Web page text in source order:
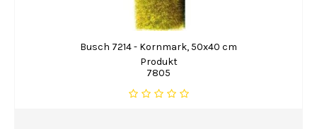
Busch 7214 - Kornmark, 50x40 cm
Produkt
7805